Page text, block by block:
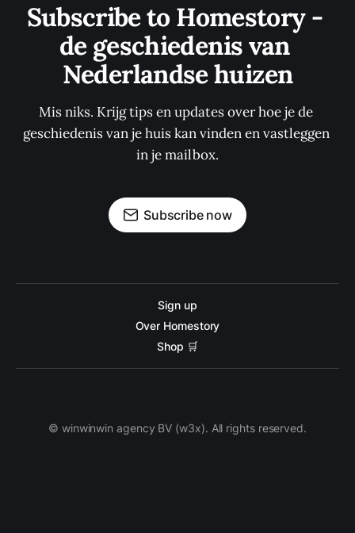
Subscribe to Homestory -
de geschiedenis van
Nederlandse huizen
Mis niks. Krijg tips en updates over hoe je de
geschiedenis van je huis kan vinden en vastleggen
in je mailbox.
Subscribe now
Sign up
Over Homestory
Shop 🛒
© winwinwin agency BV (w3x). All rights reserved.